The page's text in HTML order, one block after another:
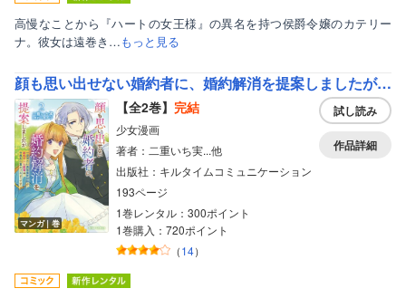
高慢なことから『ハートの女王様』の異名を持つ侯爵令嬢のカテリー
ナ。彼女は遠巻き…もっと見る
顔も思い出せない婚約者に、婚約解消を提案しましたが ～一見冷たい美形魔術師様が秘めていた愛情は、予想外に重かったようです～【単行本】
マンガ｜巻
【全2巻】 完結
少女漫画
著者：二重いち実...他
出版社：キルタイムコミュニケーション
193ページ
1巻レンタル：300ポイント
1巻購入：720ポイント
（14）
試し読み
作品詳細